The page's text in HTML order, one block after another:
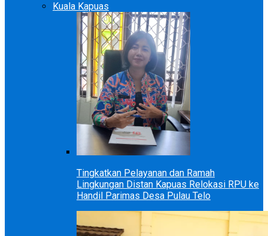
Kuala Kapuas
Tingkatkan Pelayanan dan Ramah
Lingkungan Distan Kapuas Relokasi RPU ke
Handil Parimas Desa Pulau Telo